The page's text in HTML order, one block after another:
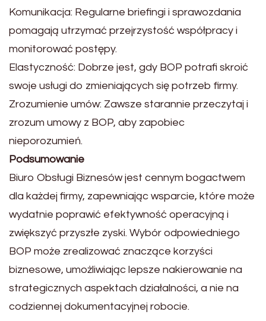
Komunikacja: Regularne briefingi i sprawozdania
pomagają utrzymać przejrzystość współpracy i
monitorować postępy.
Elastyczność: Dobrze jest, gdy BOP potrafi skroić
swoje usługi do zmieniających się potrzeb firmy.
Zrozumienie umów: Zawsze starannie przeczytaj i
zrozum umowy z BOP, aby zapobiec
nieporozumień.
Podsumowanie
Biuro Obsługi Biznesów jest cennym bogactwem
dla każdej firmy, zapewniając wsparcie, które może
wydatnie poprawić efektywność operacyjną i
zwiększyć przyszłe zyski. Wybór odpowiedniego
BOP może zrealizować znaczące korzyści
biznesowe, umożliwiając lepsze nakierowanie na
strategicznych aspektach działalności, a nie na
codziennej dokumentacyjnej robocie.